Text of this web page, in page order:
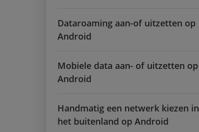
Dataroaming aan-of uitzetten op
Android
Mobiele data aan- of uitzetten op
Android
Handmatig een netwerk kiezen in
het buitenland op Android